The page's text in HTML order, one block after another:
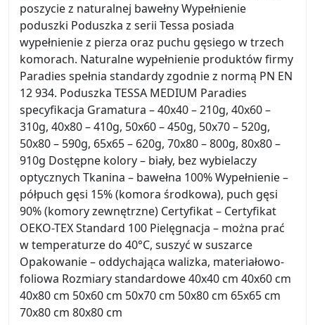
poszycie z naturalnej bawełny Wypełnienie
poduszki Poduszka z serii Tessa posiada
wypełnienie z pierza oraz puchu gęsiego w trzech
komorach. Naturalne wypełnienie produktów firmy
Paradies spełnia standardy zgodnie z normą PN EN
12 934. Poduszka TESSA MEDIUM Paradies
specyfikacja Gramatura – 40x40 – 210g, 40x60 –
310g, 40x80 – 410g, 50x60 – 450g, 50x70 – 520g,
50x80 – 590g, 65x65 – 620g, 70x80 – 800g, 80x80 –
910g Dostępne kolory – biały, bez wybielaczy
optycznych Tkanina – bawełna 100% Wypełnienie –
półpuch gęsi 15% (komora środkowa), puch gęsi
90% (komory zewnętrzne) Certyfikat – Certyfikat
OEKO-TEX Standard 100 Pielęgnacja – można prać
w temperaturze do 40°C, suszyć w suszarce
Opakowanie – oddychająca walizka, materiałowo-
foliowa Rozmiary standardowe 40x40 cm 40x60 cm
40x80 cm 50x60 cm 50x70 cm 50x80 cm 65x65 cm
70x80 cm 80x80 cm